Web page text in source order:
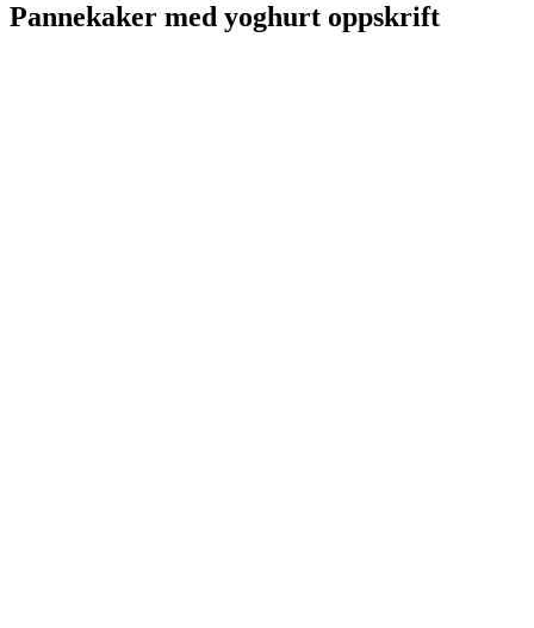
Pannekaker med yoghurt oppskrift